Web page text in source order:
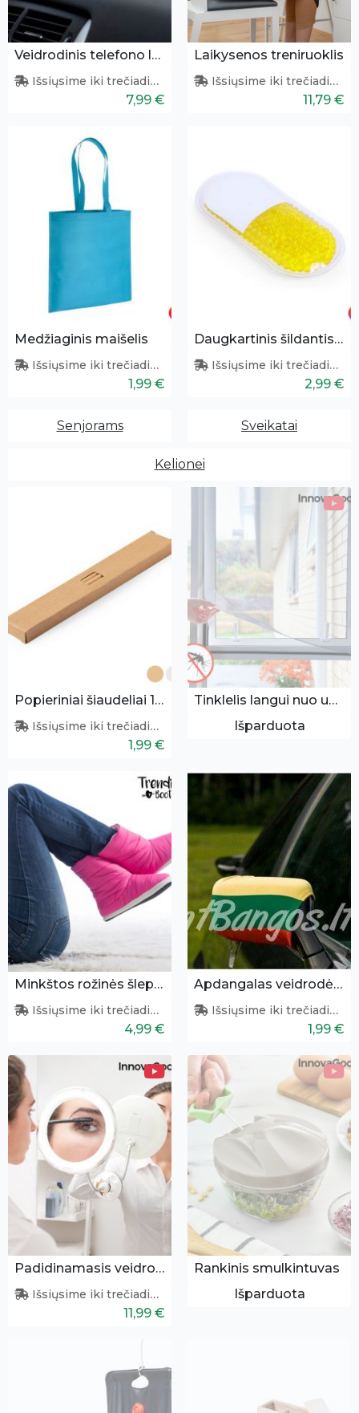
Veidrodinis telefono laikiklis
Išsiųsime iki trečiadienio
7,99 €
Laikysenos treniruoklis
Išsiųsime iki trečiadienio
11,79 €
Medžiaginis maišelis
Išsiųsime iki trečiadienio
1,99 €
Daugkartinis šildantis/šaldantis pleistras
Išsiųsime iki trečiadienio
2,99 €
Senjorams Sveikatai
Kelionei
Popieriniai šiaudeliai 10vnt.
Išsiųsime iki trečiadienio
1,99 €
Tinklelis langui nuo uodų
Išparduota
Minkštos rožinės šlepetės
Išsiųsime iki trečiadienio
4,99 €
Apdangalas veidrodėliui „Lietuva“
Išsiųsime iki trečiadienio
1,99 €
Padidinamasis veidrodis su apšvietimu
Išsiųsime iki trečiadienio
11,99 €
Rankinis smulkintuvas
Išparduota